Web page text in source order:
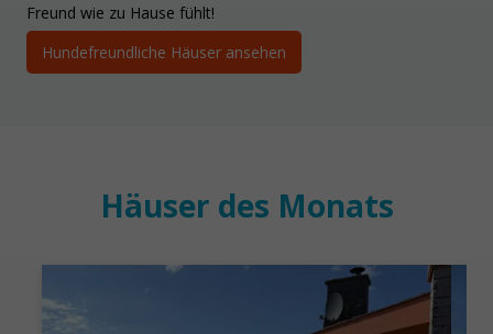
Freund wie zu Hause fühlt!
Hundefreundliche Häuser ansehen
Häuser des Monats